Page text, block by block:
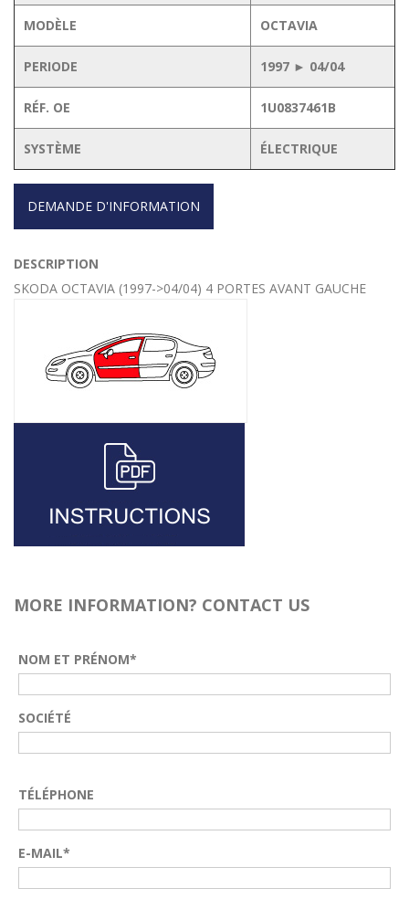
MODÈLE OCTAVIA
PERIODE 1997 ► 04/04
RÉF. OE 1U0837461B
SYSTÈME ÉLECTRIQUE
DEMANDE D'INFORMATION
DESCRIPTION
SKODA OCTAVIA (1997->04/04) 4 PORTES AVANT GAUCHE
MORE INFORMATION? CONTACT US
NOM ET PRÉNOM*
SOCIÉTÉ
TÉLÉPHONE
E-MAIL*